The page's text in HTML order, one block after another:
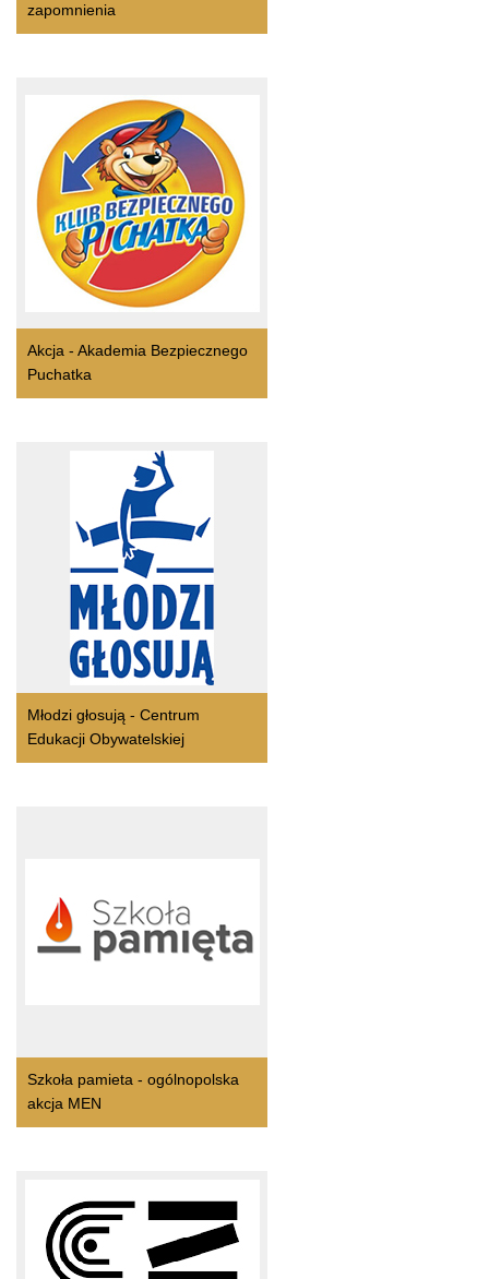
zapomnienia
Akcja - Akademia Bezpiecznego
Puchatka
Młodzi głosują - Centrum
Edukacji Obywatelskiej
Szkoła pamieta - ogólnopolska
akcja MEN